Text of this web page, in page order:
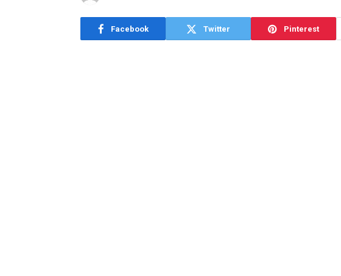
Facebook Twitter Pinterest